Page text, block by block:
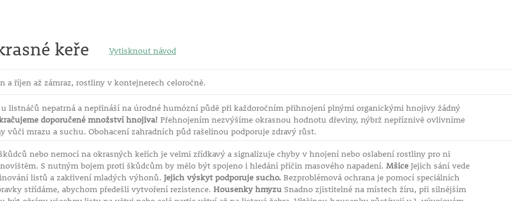
rostlinku
můžete při
rostliny.
potřeba.
na
záhon lze
udržuje
keře Vytisknout návod
a říjen až zámraz, rostliny v kontejnerech celoročně.
listnáčů nepatrná a nepřináší na úrodné humózní půdě při každoročním přihnojení plnými organickými hnojivy žádný
doporučené množství hnojiva! Přehnojením nezvýšíme okrasnou hodnotu dřeviny, nýbrž nepříznivě ovlivníme
vůči mrazu a suchu. Obohacení zahradních půd rašelinou podporuje zdravý růst.
nebo nemocí na okrasných keřích je velmi zřídkavý a signalizuje chyby v hnojení nebo oslabení rostliny pro ni
S nutným bojem proti škůdcům by mělo být spojeno i hledání příčin masového napadení. MšiceJejich sání vede
listů a zakřivení mladých výhonů. Jejich výskyt podporuje sucho.Bezproblémová ochrana je pomocí speciálních
střídáme, abychom předešli vytvoření rezistence. Housenky hmyzuSnadno zjistitelné na místech žíru, při silnějším